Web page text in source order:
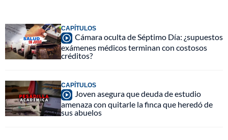
CAPÍTULOS
Cámara oculta de Séptimo Día: ¿supuestos
exámenes médicos terminan con costosos
créditos?
CAPÍTULOS
Joven asegura que deuda de estudio
amenaza con quitarle la finca que heredó de
sus abuelos